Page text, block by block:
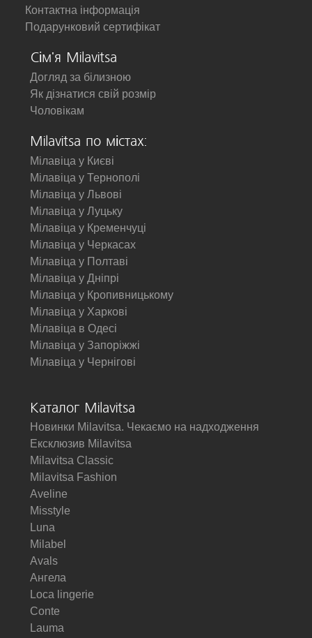
Контактна інформація
Подарунковий сертифікат
Сім'я Milavitsa
Догляд за білизною
Як дізнатися свій розмір
Чоловікам
Milavitsa по містах:
Мілавіца у Києві
Мілавіца у Тернополі
Мілавіца у Львові
Мілавіца у Луцьку
Мілавіца у Кременчуці
Мілавіца у Черкасах
Мілавіца у Полтаві
Мілавіца у Дніпрі
Мілавіца у Кропивницькому
Мілавіца у Харкові
Мілавіца в Одесі
Мілавіца у Запоріжжі
Мілавіца у Чернігові
Каталог Milavitsa
Новинки Milavitsa. Чекаємо на надходження
Ексклюзив Milavitsa
Milavitsa Classic
Milavitsa Fashion
Aveline
Misstyle
Luna
Milabel
Avals
Ангела
Loca lingerie
Conte
Lauma